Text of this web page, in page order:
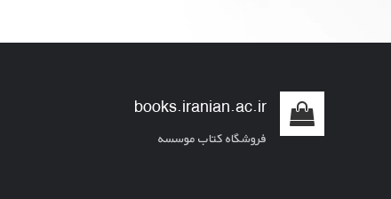
books.iranian.ac.ir
فروشگاه کتاب موسسه